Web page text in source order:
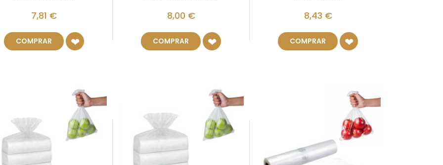
7,81 €
COMPRAR
8,00 €
COMPRAR
8,43 €
COMPRAR